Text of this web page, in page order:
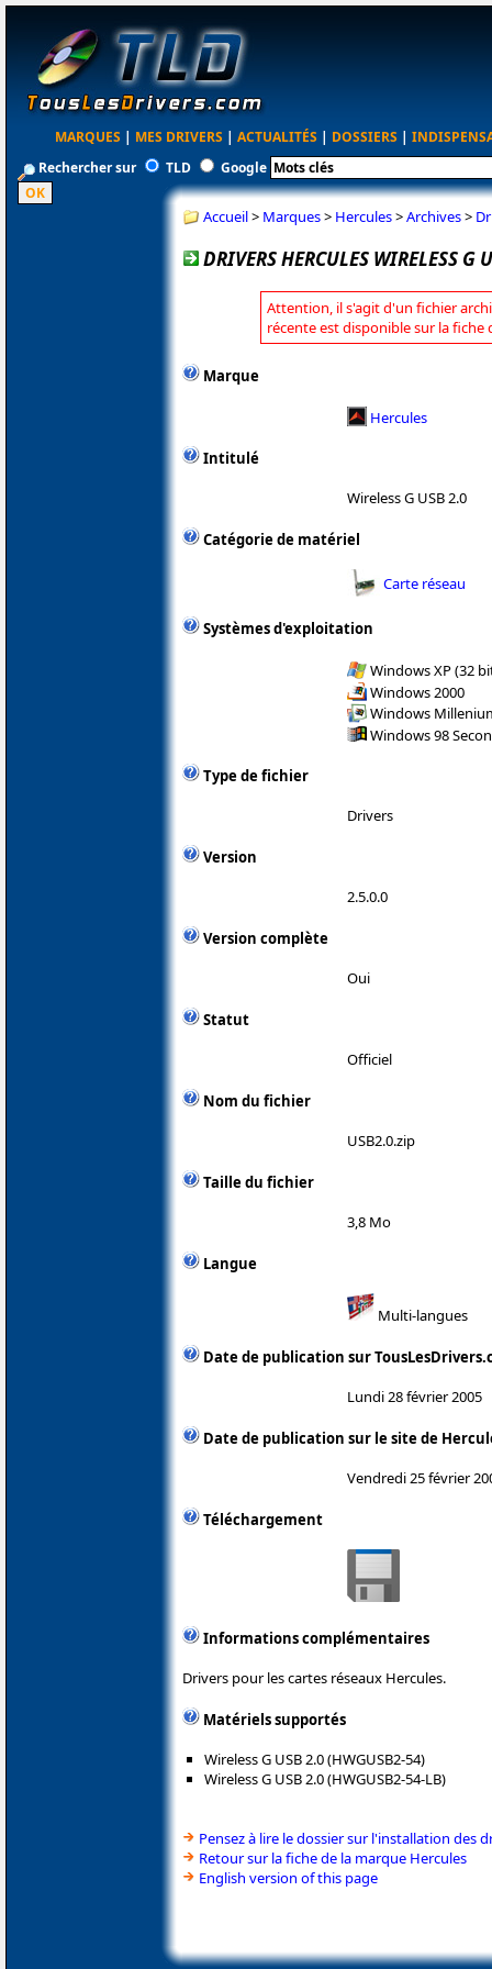
MARQUES | MES DRIVERS | ACTUALITÉS | DOSSIERS |
Rechercher sur
TLD Google
Accueil> Marques> Hercules>Archives>
DRIVERS HERCULES WIRELESS G
Attention, il s'agit d'un fichier
récente est disponible sur la fiche
Marque
Hercules
Intitulé
Wireless G USB 2.0
Catégorie de matériel
Carte réseau
Systèmes d'exploitation
Windows XP (32
Windows 2000
Windows
Windows 98
Type de fichier
Drivers
Version
2.5.0.0
Version complète
Oui
Statut
Officiel
Nom du fichier
USB2.0.zip
Taille du fichier
3,8 Mo
Langue
Multi-langues
Date de publication sur
Lundi 28 février 2005
Date de publication sur le site de
Vendredi 25 février
Téléchargement
Informations complémentaires
Drivers pour les cartes réseaux Hercules.
Matériels supportés
Wireless G USB 2.0 (HWGUSB2-54)
Wireless G USB 2.0 (HWGUSB2-54-LB)
Pensez à lire le dossier sur l'installation des
Retour sur la fiche de la marque Hercules
English version of this page